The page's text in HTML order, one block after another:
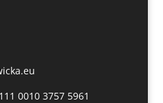
0010 3757 5961